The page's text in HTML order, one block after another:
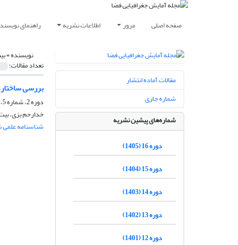
صفحه اصلی مرور اطلاعات نشریه راهنمای
نویسنده =
تعداد مقالات:
بررسی
دوره 2، شماره 5، پاییز 1391، صفحه
خدارحم بزی،
شناسنامه علمی
مقالات آماده انتشار
شماره جاری
شماره‌های پیشین نشریه
دوره 16 (1405)
دوره 15 (1404)
دوره 14 (1403)
دوره 13 (1402)
دوره 12 (1401)